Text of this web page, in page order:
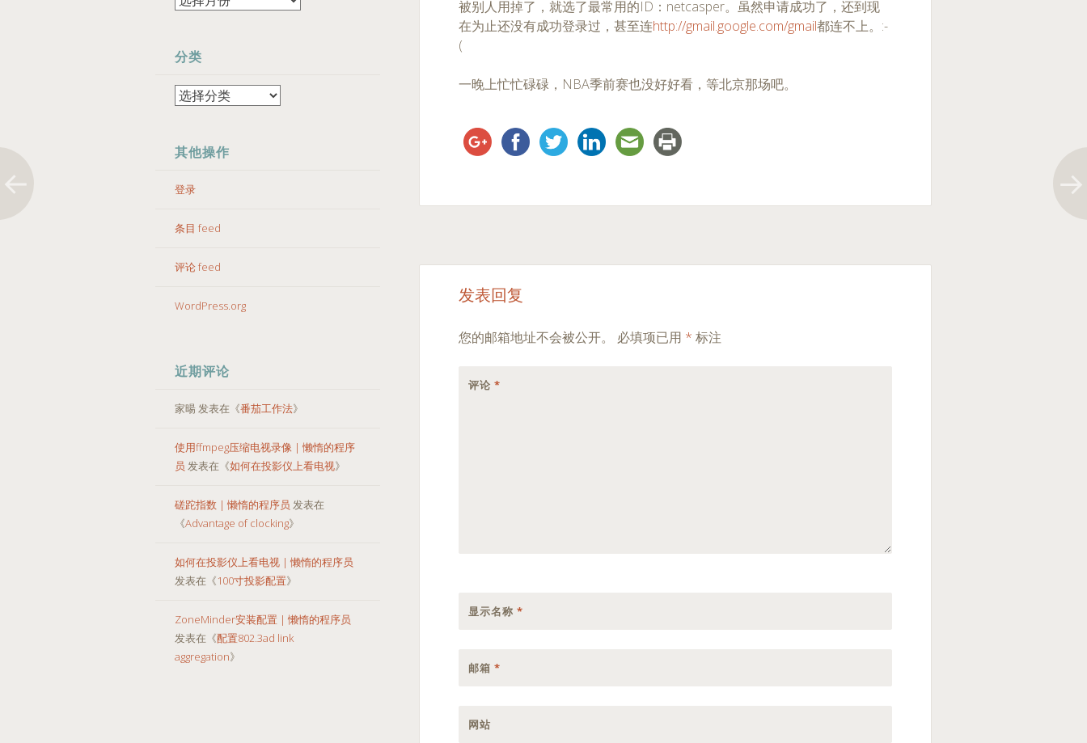
分类
其他操作
登录
条目 feed
评论 feed
WordPress.org
近期评论
家暘发表在《番茄工作法》
使用ffmpeg压缩电视录像 | 懒惰的程序
员 发表在《如何在投影仪上看电视》
磋跎指数 | 懒惰的程序员 发表在
《Advantage of clocking》
如何在投影仪上看电视 | 懒惰的程序员
发表在《100寸投影配置》
ZoneMinder安装配置 | 懒惰的程序员
发表在《配置802.3ad link
aggregation》
被别人用掉了，就选了最常用的ID：netcasper。虽然申请成功了，还到现
在为止还没有成功登录过，甚至连http://gmail.google.com/gmail都连不上。:-
(
一晚上忙忙碌碌，NBA季前赛也没好好看，等北京那场吧。
Post
navigation
发表回复
您的邮箱地址不会被公开。 必填项已用 * 标注
评论*
显示名称*
邮箱*
网站